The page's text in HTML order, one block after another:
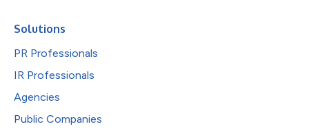
Solutions
PR Professionals
IR Professionals
Agencies
Public Companies